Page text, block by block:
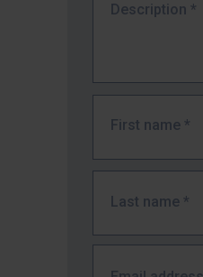
Description *
First name *
Last name *